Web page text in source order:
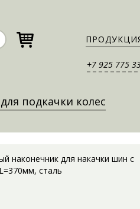
+7 925 775
подкачки колес